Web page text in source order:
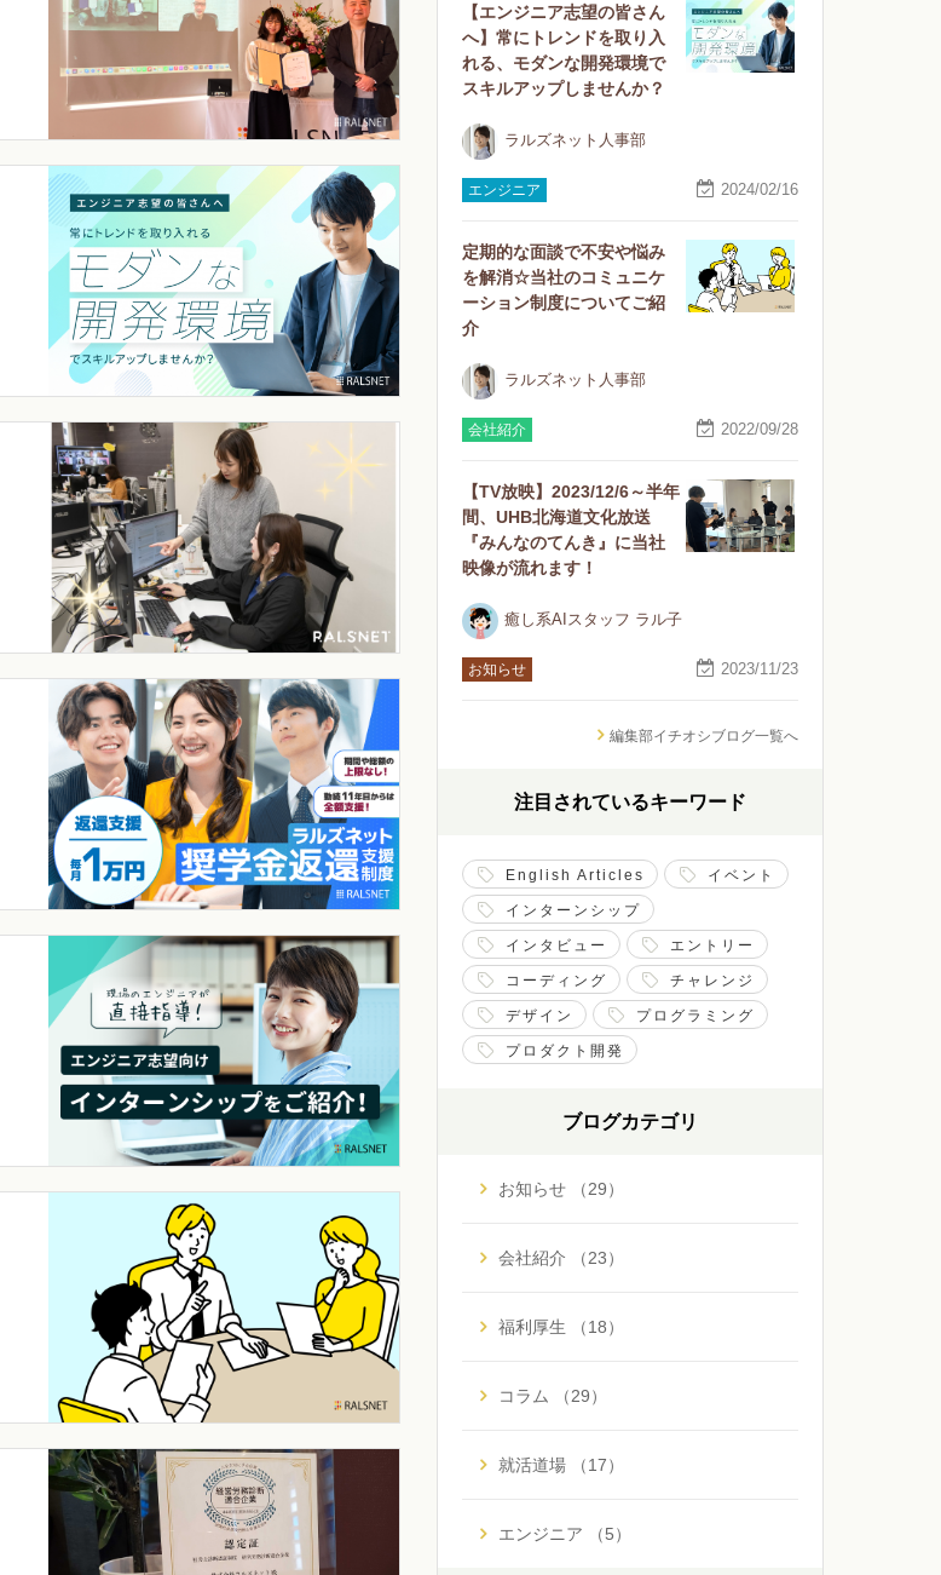
【エンジニア志望の皆さん
へ】常にトレンドを取り入
れる、モダンな開発環境で
スキルアップしませんか？
ラルズネット人事部
エンジニア 2024/02/16
定期的な面談で不安や悩み
を解消☆当社のコミュニケ
ーション制度についてご紹
介
ラルズネット人事部
会社紹介 2022/09/28
【TV放映】2023/12/6～半年
間、UHB北海道文化放送
『みんなのてんき』に当社
映像が流れます！
癒し系AIスタッフ ラル子
お知らせ 2023/11/23
編集部イチオシブログ一覧へ
注目されているキーワード
English Articles イベント
インターンシップ
インタビュー エントリー
コーディング チャレンジ
デザイン プログラミング
プロダクト開発
ブログカテゴリ
お知らせ （29）
会社紹介 （23）
福利厚生 （18）
コラム （29）
就活道場 （17）
エンジニア （5）